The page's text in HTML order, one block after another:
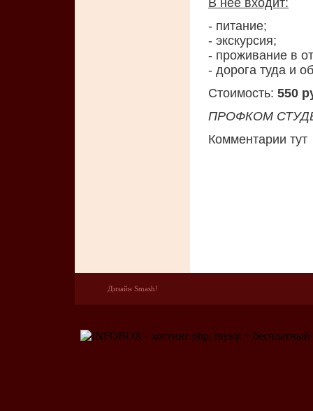
В неё входит:
- питание;
- экскурсия;
- проживание в
- дорога туда и
Стоимость: 550
ПРОФКОМ
Комментарии тут
Дизайн Smash!